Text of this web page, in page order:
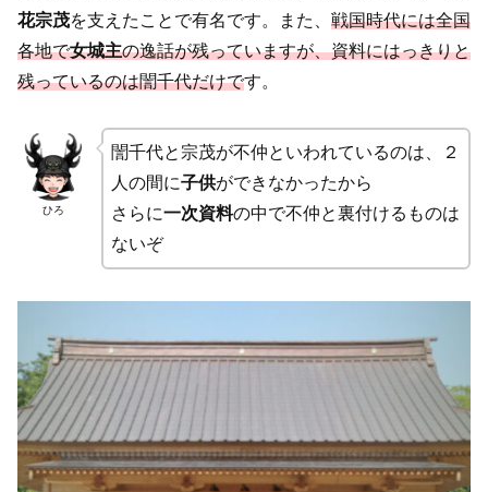
花宗茂を支えたことで有名です。また、 戦国時代には全国
各地で女城主の逸話が残っていますが、資料にはっきりと
残っているのは誾千代だけです。
ひろ
誾千代と宗茂が不仲といわれているのは、２
人の間に子供ができなかったから
さらに一次資料の中で不仲と裏付けるものは
ないぞ